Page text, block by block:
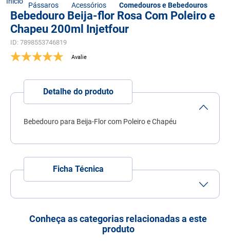
Pássaros Acessórios Comedouros e Bebedouros
Bebedouro Beija-flor Rosa Com Poleiro e
Chapeu 200ml Injetfour
ID: 7898553746819
Detalhe do produto
Bebedouro para Beija-Flor com Poleiro e Chapéu
Ficha Técnica
Conheça as categorias relacionadas a este
produto
1º
ração cachorro
2º
5º
ração
quatree
ração premier